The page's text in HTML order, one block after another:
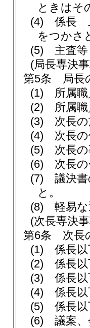
ときはそ
(4)
係長
をつかさ
(5)
主査
(局長専決
第5条
局長
(1)
所属
(2)
所属
(3)
次長
(4)
次長
(5)
次長
(6)
次長
(7)
議決
と。
(8)
軽易
(次長専決
第6条
次長
(1)
係長
(2)
係長
(3)
係長
(4)
係長
(5)
係長
(6)
議案